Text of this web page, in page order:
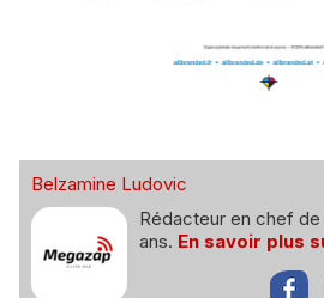
Belzamine Ludovic
Rédacteur en chef
ans. En savoir plus